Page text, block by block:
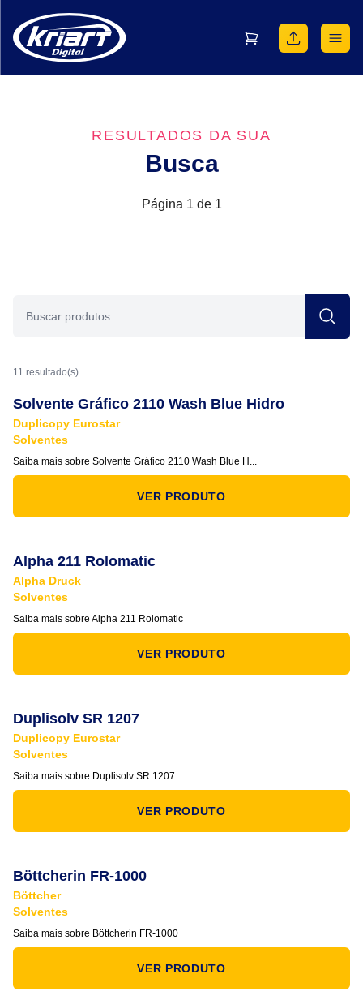
RESULTADOS DA SUA
Busca
Página 1 de 1
11 resultado(s).
Solvente Gráfico 2110 Wash Blue Hidro
Duplicopy Eurostar
Solventes
Saiba mais sobre Solvente Gráfico 2110 Wash Blue H...
VER PRODUTO
Alpha 211 Rolomatic
Alpha Druck
Solventes
Saiba mais sobre Alpha 211 Rolomatic
VER PRODUTO
Duplisolv SR 1207
Duplicopy Eurostar
Solventes
Saiba mais sobre Duplisolv SR 1207
VER PRODUTO
Böttcherin FR-1000
Böttcher
Solventes
Saiba mais sobre Böttcherin FR-1000
VER PRODUTO